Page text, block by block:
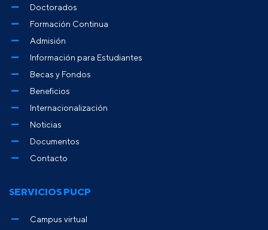
Doctorados
Formación Continua
Admisión
Información para Estudiantes
Becas y Fondos
Beneficios
Internacionalización
Noticias
Documentos
Contacto
SERVICIOS PUCP
Campus virtual